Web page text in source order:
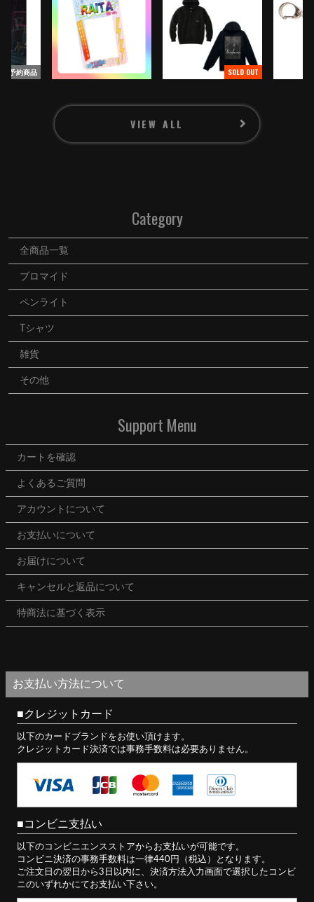
PROFILE
GOODS
CONTACT
LOGIN
ママのつぶやき
予約商品 SOLD OUT
VIEW ALL
Category
全商品一覧
ブロマイド
ペンライト
Tシャツ
雑貨
その他
Support Menu
カートを確認
よくあるご質問
アカウントについて
お支払いについて
お届けについて
キャンセルと返品について
特商法に基づく表示
お支払い方法について
クレジットカード
以下のカードブランドをお使い頂けます。
クレジットカード決済では事務手数料は必要ありません。
コンビニ支払い
以下のコンビニエンスストアからお支払いが可能です。
コンビニ決済の事務手数料は一律440円（税込）となります。
ご注文日の翌日から3日以内に、決済方法入力画面で選択したコンビ
ニのいずれかにてお支払い下さい。